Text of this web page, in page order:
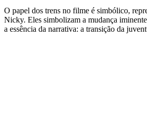
O papel dos trens no filme é simbólico,
Nicky. Eles simbolizam a mudança
a essência da narrativa: a transição da